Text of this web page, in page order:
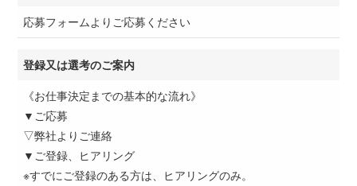
応募フォームよりご応募ください
登録又は選考のご案内
《お仕事決定までの基本的な流れ》
▼ご応募
▽弊社よりご連絡
▼ご登録、ヒアリング
※すでにご登録のある方は、ヒアリングのみ。